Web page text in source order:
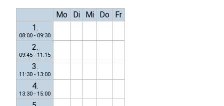
Mo Di Mi Do
Fr
1.
08:00 - 09:30
2.
09:45 - 11:15
3.
11:30 - 13:00
4.
13:30 - 15:00